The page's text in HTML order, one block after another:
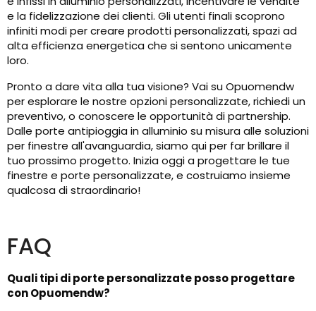
e la fidelizzazione dei clienti. Gli utenti finali scoprono
infiniti modi per creare prodotti personalizzati, spazi ad
alta efficienza energetica che si sentono unicamente
loro.
Pronto a dare vita alla tua visione? Vai su Opuomendw
per esplorare le nostre opzioni personalizzate, richiedi un
preventivo, o conoscere le opportunità di partnership.
Dalle porte antipioggia in alluminio su misura alle soluzioni
per finestre all'avanguardia, siamo qui per far brillare il
tuo prossimo progetto. Inizia oggi a progettare le tue
finestre e porte personalizzate, e costruiamo insieme
qualcosa di straordinario!
FAQ
Quali tipi di porte personalizzate posso progettare
con Opuomendw?